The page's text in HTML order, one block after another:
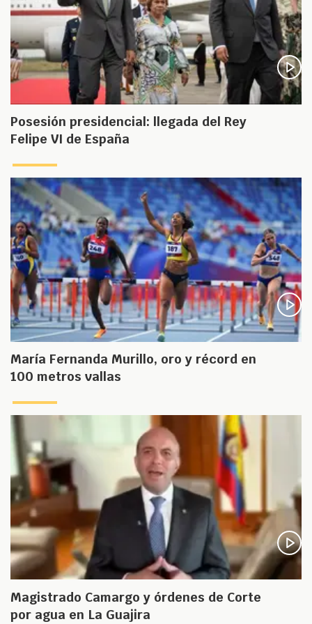
Posesión presidencial: llegada del Rey
Felipe VI de España
María Fernanda Murillo, oro y récord en
100 metros vallas
Magistrado Camargo y órdenes de Corte
por agua en La Guajira